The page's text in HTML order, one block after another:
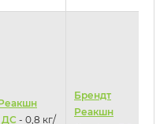
ДС - 0,8 кг/
Брендт
Реакшн